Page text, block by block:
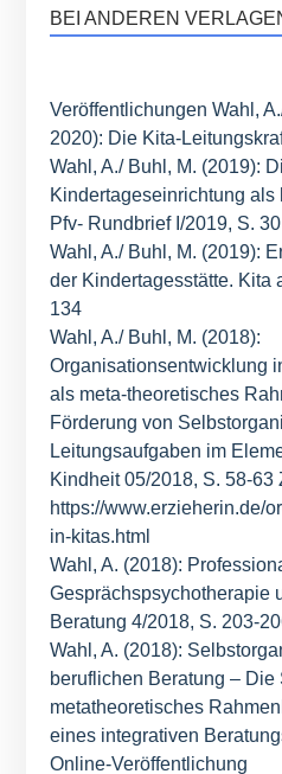
BEI ANDEREN
Veröffentlichungen Wahl,
2020): Die Kita-
Wahl, A./ Buhl, M. (2019):
Kindertageseinrichtung
Pfv- Rundbrief I/2019, S.
Wahl, A./ Buhl, M. (2019):
der Kindertagesstätte. Kita
134
Wahl, A./ Buhl, M. (2018):
Organisationsentwicklung
als meta-theoretisches
Förderung von
Leitungsaufgaben im
Kindheit 05/2018, S. 58-63
https://www.erzieherin.de/
in-kitas.html
Wahl, A. (2018):
Gesprächspsychotherapie
Beratung 4/2018, S. 203-
Wahl, A. (2018):
beruflichen Beratung – Die
metatheoretisches
eines integrativen
Online-Veröffentlichung